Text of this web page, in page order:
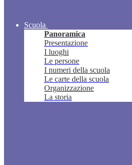
Scuola
Panoramica
Presentazione
I luoghi
Le persone
I numeri della scuola
Le carte della scuola
Organizzazione
La storia